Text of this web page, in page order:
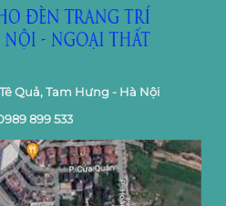
Quả, Tam Hưng - Hà Nội
899 533